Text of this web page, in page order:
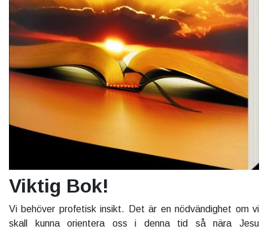
Viktig Bok!
Vi behöver profetisk insikt. Det är en nödvändighet om vi
skall kunna orientera oss i denna tid så nära Jesu